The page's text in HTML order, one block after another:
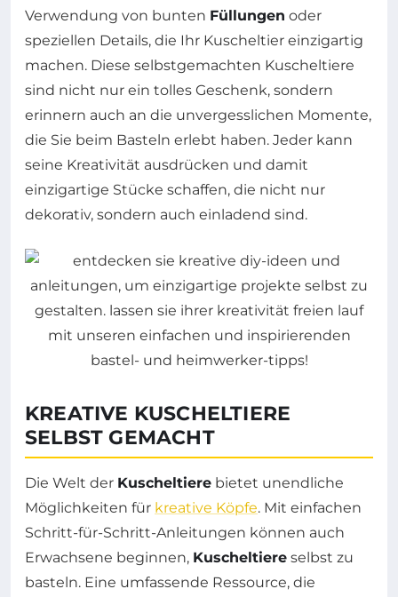
Verwendung von bunten Füllungen oder
speziellen Details, die Ihr Kuscheltier einzigartig
machen. Diese selbstgemachten Kuscheltiere
sind nicht nur ein tolles Geschenk, sondern
erinnern auch an die unvergesslichen Momente,
die Sie beim Basteln erlebt haben. Jeder kann
seine Kreativität ausdrücken und damit
einzigartige Stücke schaffen, die nicht nur
dekorativ, sondern auch einladend sind.
KREATIVE KUSCHELTIERE
SELBST GEMACHT
Die Welt der Kuscheltiere bietet unendliche
Möglichkeiten für kreative Köpfe. Mit einfachen
Schritt-für-Schritt-Anleitungen können auch
Erwachsene beginnen, Kuscheltiere selbst zu
basteln. Eine umfassende Ressource, die